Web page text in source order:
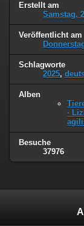
Erstellt am
Samstag,
Veröffentlicht am
Schlagworte
2025,
Alben
·
Besuche
37976